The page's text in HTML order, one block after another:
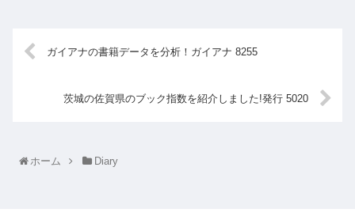
ガイアナの書籍データを分析！ガイアナ 8255
茨城の佐賀県のブック指数を紹介しました!発行 5020
ホーム Diary